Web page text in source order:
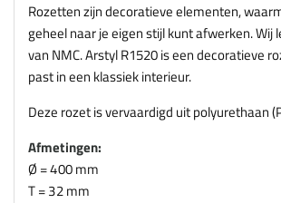
Rozetten zijn decoratieve elementen,
geheel naar je eigen stijl kunt afwerken. Wij
van NMC. Arstyl R1520 is een decoratieve
past in een klassiek interieur.
Deze rozet is vervaardigd uit polyurethaan
Afmetingen:
Ø = 400 mm
T = 32 mm